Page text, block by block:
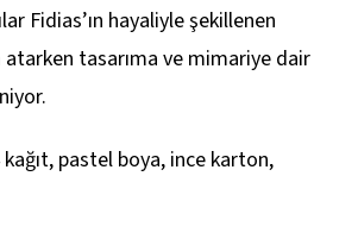
Fidias’ın hayaliyle şekillenen
atarken tasarıma ve mimariye dair
kağıt, pastel boya, ince karton,